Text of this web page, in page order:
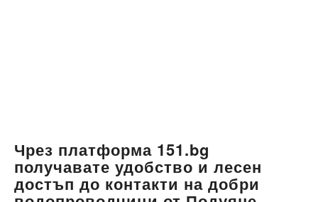
Чрез платформа 151.bg
получавате удобство и лесен
достъп до контакти на добри